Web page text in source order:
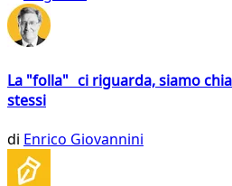
La "folla" ci riguarda, siamo
stessi
di Enrico Giovannini